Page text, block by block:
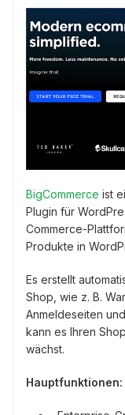
BigCommerce ist
Plugin für
Commerce-
Produkte in
Es erstellt
Shop, wie z. B.
Anmeldeseiten
kann es Ihren
wächst.
Hauptfunktionen: